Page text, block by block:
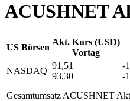
ACUSHNET
US Börsen
Akt. Kurs (USD)
Vortag
NASDAQ
91,51
93,30
-
-
Gesamtumsatz ACUSHNET